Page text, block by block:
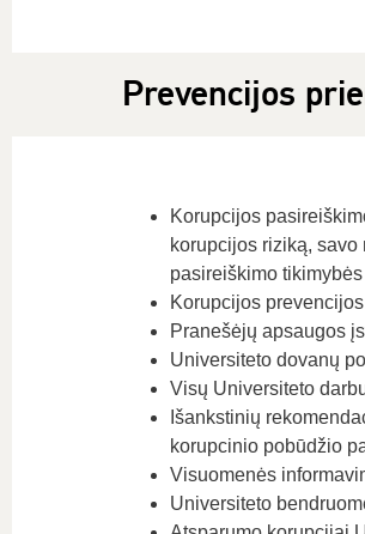
Prevencijos
Korupcijos
korupcijos riziką,
pasireiškimo
Korupcijos
Pranešėjų apsaugos
Universiteto dovanų
Visų Universiteto
Išankstinių
korupcinio pobūdžio
Visuomenės
Universiteto